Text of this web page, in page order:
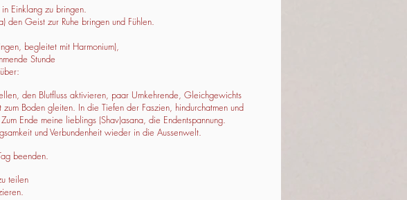
Einklang zu bringen.
den Geist zur Ruhe bringen und Fühlen.
begleitet mit Harmonium),
Stunde
den Blutfluss aktivieren, paar Umkehrende, Gleichgewichts
Boden gleiten. In die Tiefen der Faszien, hindurchatmen und
Ende meine lieblings (Shav)asana, die Endentspannung.
und Verbundenheit wieder in die Aussenwelt.
beenden.
teilen